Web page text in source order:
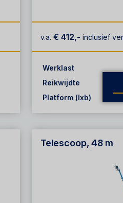
v.a. € 412,- inclusief
Werklast
Reikwijdte
Platform (lxb)
Telescoop, 48 m